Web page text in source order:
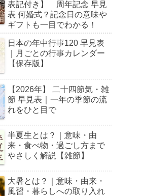
表記付き】 周年記念 早見
表 何婚式？記念日の意味や
ギフトも一目でわかる！
日本の年中行事120 早見表
｜月ごとの行事カレンダー
【保存版】
【2026年】 二十四節気・雑
節 早見表｜一年の季節の流
れをひと目で
半夏生とは？｜意味・由
来・食べ物・過ごし方まで
やさしく解説【雑節】
大暑とは？｜意味・由来・
風習・暮らしへの取り入れ